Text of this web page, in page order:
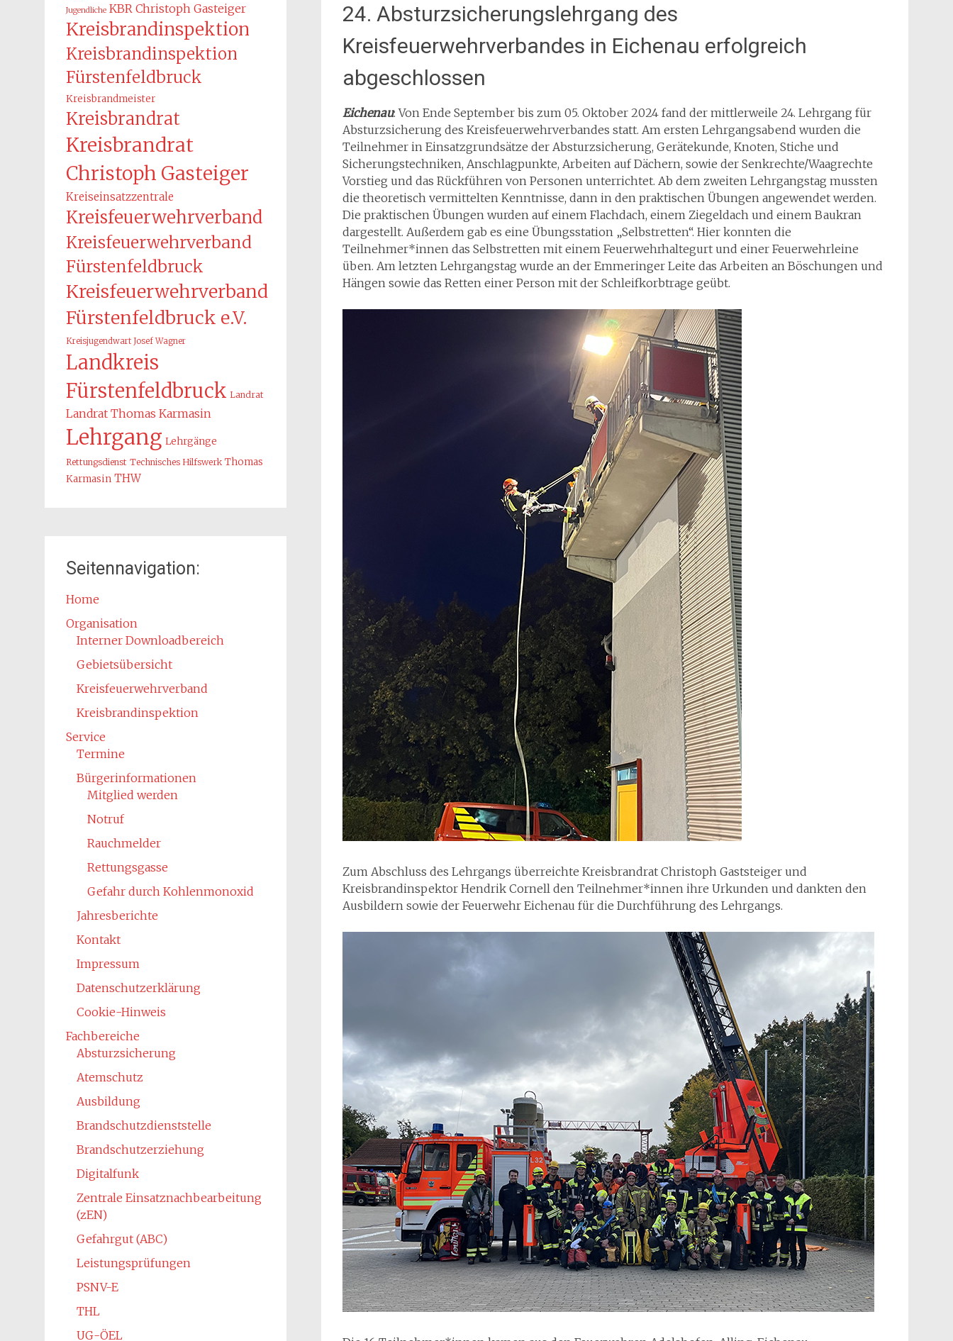
24. Absturzsicherungslehrgang des
Kreisfeuerwehrverbandes in Eichenau erfolgreich
abgeschlossen
Eichenau: Von Ende September bis zum 05. Oktober 2024 fand der mittlerweile 24. Lehrgang für
Absturzsicherung des Kreisfeuerwehrverbandes statt. Am ersten Lehrgangsabend wurden die
Teilnehmer in Einsatzgrundsätze der Absturzsicherung, Gerätekunde, Knoten, Stiche und
Sicherungstechniken, Anschlagpunkte, Arbeiten auf Dächern, sowie der Senkrechte/Waagrechte
Vorstieg und das Rückführen von Personen unterrichtet. Ab dem zweiten Lehrgangstag mussten
die theoretisch vermittelten Kenntnisse, dann in den praktischen Übungen angewendet werden.
Die praktischen Übungen wurden auf einem Flachdach, einem Ziegeldach und einem Baukran
dargestellt. Außerdem gab es eine Übungsstation „Selbstretten“. Hier konnten die
Teilnehmer*innen das Selbstretten mit einem Feuerwehrhaltegurt und einer Feuerwehrleine
üben. Am letzten Lehrgangstag wurde an der Emmeringer Leite das Arbeiten an Böschungen und
Hängen sowie das Retten einer Person mit der Schleifkorbtrage geübt.
Zum Abschluss des Lehrgangs überreichte Kreisbrandrat Christoph Gaststeiger und
Kreisbrandinspektor Hendrik Cornell den Teilnehmer*innen ihre Urkunden und dankten den
Ausbildern sowie der Feuerwehr Eichenau für die Durchführung des Lehrgangs.
Jugendliche KBR Christoph Gasteiger
Kreisbrandinspektion
Kreisbrandinspektion
Fürstenfeldbruck
Kreisbrandmeister
Kreisbrandrat
Kreisbrandrat
Christoph Gasteiger
Kreiseinsatzzentrale
Kreisfeuerwehrverband
Kreisfeuerwehrverband
Fürstenfeldbruck
Kreisfeuerwehrverband
Fürstenfeldbruck e.V.
Kreisjugendwart Josef Wagner
Landkreis
Fürstenfeldbruck Landrat
Landrat Thomas Karmasin
Lehrgang Lehrgänge
Rettungsdienst Technisches Hilfswerk Thomas
Karmasin THW
Seitennavigation:
Home
Organisation
Interner Downloadbereich
Gebietsübersicht
Kreisfeuerwehrverband
Kreisbrandinspektion
Service
Termine
Bürgerinformationen
Mitglied werden
Notruf
Rauchmelder
Rettungsgasse
Gefahr durch Kohlenmonoxid
Jahresberichte
Kontakt
Impressum
Datenschutzerklärung
Cookie-Hinweis
Fachbereiche
Absturzsicherung
Atemschutz
Ausbildung
Brandschutzdienststelle
Brandschutzerziehung
Digitalfunk
Zentrale Einsatznachbearbeitung
(zEN)
Gefahrgut (ABC)
Leistungsprüfungen
PSNV-E
THL
UG-ÖEL